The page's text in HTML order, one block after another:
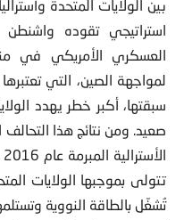
بين الولايات المتحدة
استراتيجي تقوده
العسكري الأمريكي في
لمواجهة الصين، التي تعتبرها
سبقتها، أكبر خطر يهدد
صعيد. ومن نتائج هذا
تتولى بموجبها الولايات
تُشغّل بالطاقة النووية